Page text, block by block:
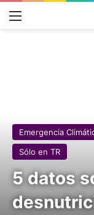
Emergencia
Sólo en TR
5 datos